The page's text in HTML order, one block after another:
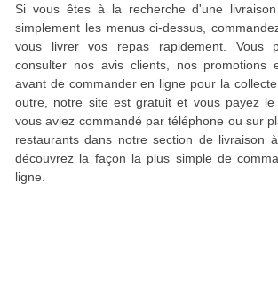
Si vous êtes à la recherche d'une
simplement les menus ci-dessus,
vous livrer vos repas rapidement. Vous
consulter nos avis clients, nos promotions
avant de commander en ligne pour la
outre, notre site est gratuit et vous payez
vous aviez commandé par téléphone ou sur
restaurants dans notre section de livraison
découvrez la façon la plus simple de
ligne.